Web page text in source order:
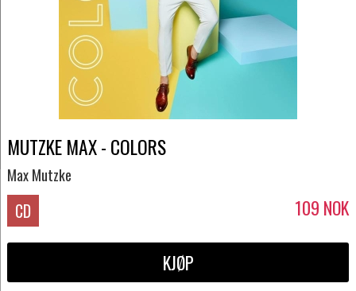
MUTZKE MAX - COLORS
Max Mutzke
CD 109 NOK
KJØP